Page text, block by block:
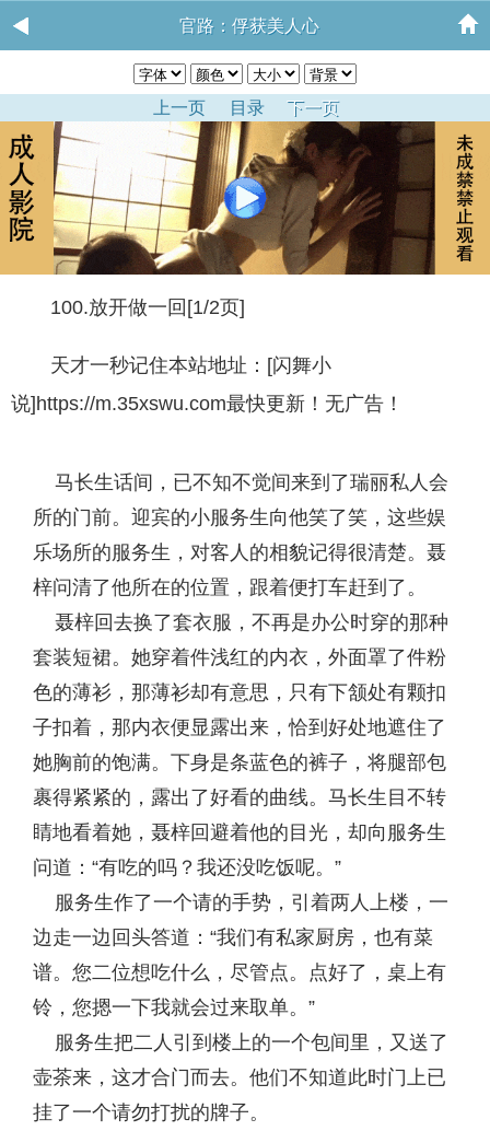
官路：俘获美人心
上一页 目录 下一页
100.放开做一回[1/2页]
天才一秒记住本站地址：[闪舞小
说]https://m.35xswu.com最快更新！无广告！
马长生话间，已不知不觉间来到了瑞丽私人会
所的门前。迎宾的小服务生向他笑了笑，这些娱
乐场所的服务生，对客人的相貌记得很清楚。聂
梓问清了他所在的位置，跟着便打车赶到了。
聂梓回去换了套衣服，不再是办公时穿的那种
套装短裙。她穿着件浅红的内衣，外面罩了件粉
色的薄衫，那薄衫却有意思，只有下颔处有颗扣
子扣着，那内衣便显露出来，恰到好处地遮住了
她胸前的饱满。下身是条蓝色的裤子，将腿部包
裹得紧紧的，露出了好看的曲线。马长生目不转
睛地看着她，聂梓回避着他的目光，却向服务生
问道：“有吃的吗？我还没吃饭呢。”
服务生作了一个请的手势，引着两人上楼，一
边走一边回头答道：“我们有私家厨房，也有菜
谱。您二位想吃什么，尽管点。点好了，桌上有
铃，您摁一下我就会过来取单。”
服务生把二人引到楼上的一个包间里，又送了
壶茶来，这才合门而去。他们不知道此时门上已
挂了一个请勿打扰的牌子。